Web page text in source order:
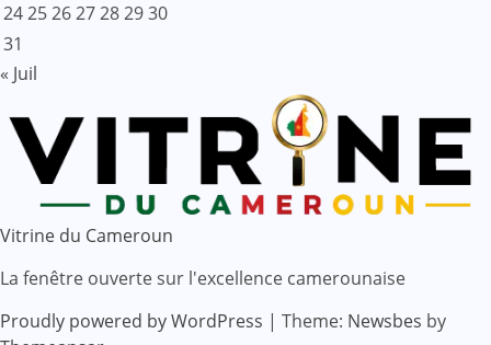
24252627282930
31
« Juil
Vitrine du Cameroun
La fenêtre ouverte sur l'excellence camerounaise
Proudly powered by WordPress | Theme: Newsbes by